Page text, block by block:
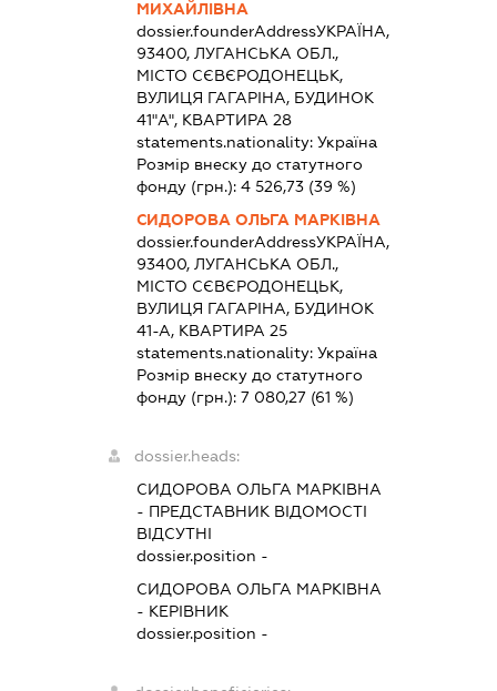
МИХАЙЛІВНА
dossier.founderAddressУКРАЇНА,
93400, ЛУГАНСЬКА ОБЛ.,
МІСТО СЄВЄРОДОНЕЦЬК,
ВУЛИЦЯ ГАГАРІНА, БУДИНОК
41"А", КВАРТИРА 28
statements.nationality: Україна
Розмір внеску до статутного
фонду (грн.): 4 526,73(39 %)
СИДОРОВА ОЛЬГА МАРКІВНА
dossier.founderAddressУКРАЇНА,
93400, ЛУГАНСЬКА ОБЛ.,
МІСТО СЄВЄРОДОНЕЦЬК,
ВУЛИЦЯ ГАГАРІНА, БУДИНОК
41-А, КВАРТИРА 25
statements.nationality: Україна
Розмір внеску до статутного
фонду (грн.): 7 080,27(61 %)
dossier.heads:
СИДОРОВА ОЛЬГА МАРКІВНА
- ПРЕДСТАВНИК ВІДОМОСТІ
ВІДСУТНІ
dossier.position -
СИДОРОВА ОЛЬГА МАРКІВНА
- КЕРІВНИК
dossier.position -